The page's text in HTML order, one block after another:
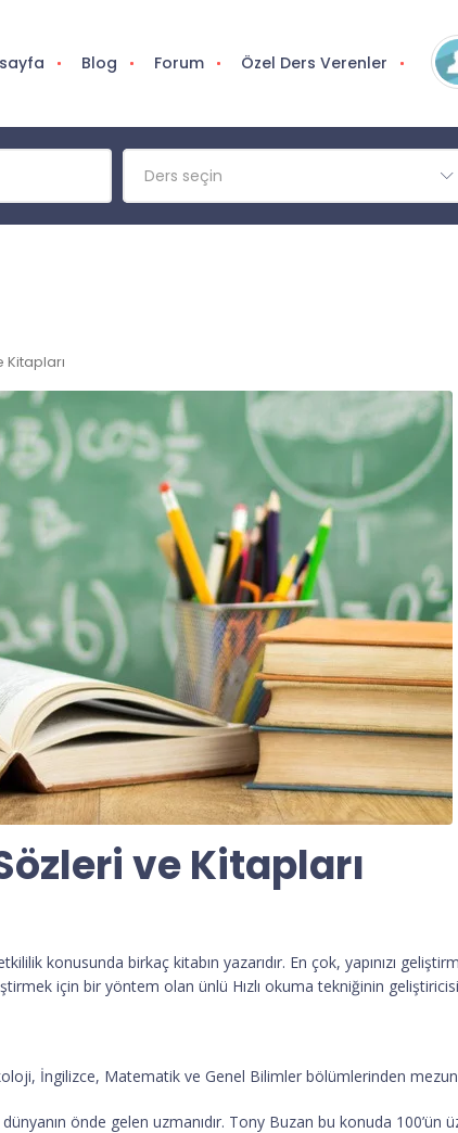
Blog Forum Özel Ders Verenler
Ders seçin
Kitapları
ve Kitapları
konusunda birkaç kitabın yazarıdır. En çok, yapınızı
için bir yöntem olan ünlü Hızlı okuma tekniğinin
İngilizce, Matematik ve Genel Bilimler bölümlerinden
önde gelen uzmanıdır. Tony Buzan bu konuda 100’ün